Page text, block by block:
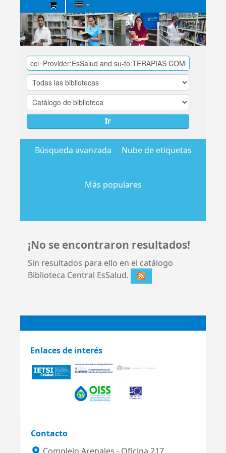
Biblioteca
Central
EsSalud
Ir
Búsqueda avanzada Nube de etiquetas
Más populares
¡No se encontraron resultados!
Sin resultados para ello en el catálogo
Biblioteca Central EsSalud.
Enlaces de interés
Contacto